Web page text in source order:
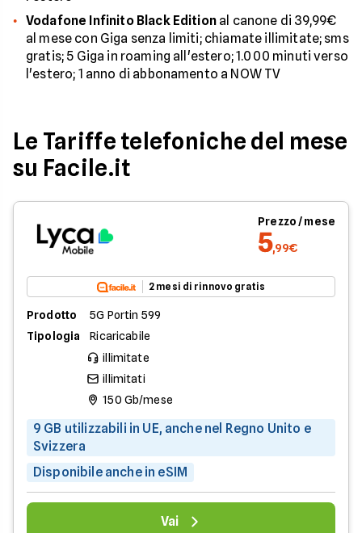
Vodafone Infinito Black Editional canone di 39,99€
al mese con Giga senza limiti; chiamate illimitate; sms
gratis; 5 Giga in roaming all'estero; 1.000 minuti verso
l'estero; 1 anno di abbonamento a NOW TV
Le Tariffe telefoniche del mese
su Facile.it
Prezzo / mese
5,99€
2 mesi di rinnovo gratis
Prodotto
5G Portin 599
Tipologia
Ricaricabile
illimitate
illimitati
150 Gb/mese
9 GB utilizzabili in UE, anche nel Regno Unito e
Svizzera
Disponibile anche in eSIM
Vai